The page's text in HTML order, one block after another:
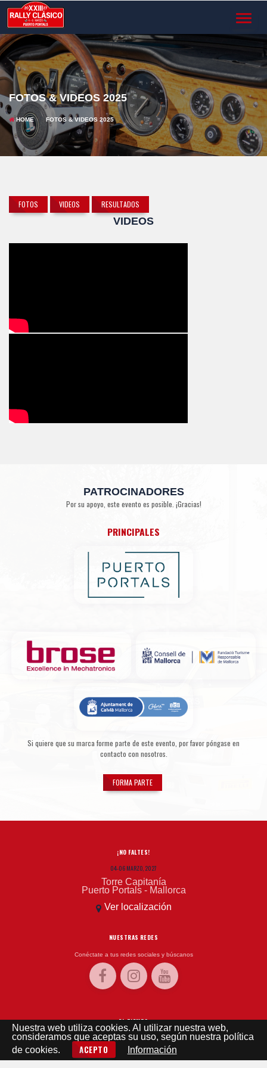
FOTOS & VIDEOS 2025
HOME FOTOS & VIDEOS 2025
FOTOS VIDEOS RESULTADOS
VIDEOS
PATROCINADORES
Por su apoyo, este evento es posible. ¡Gracias!
PRINCIPALES
Si quiere que su marca forme parte de este evento, por favor póngase en
contacto con nosotros.
FORMA PARTE
¡NO FALTES!
04-06 MARZO, 2027
Torre Capitanía
Puerto Portals - Mallorca
Ver localización
NUESTRAS REDES
Conéctate a tus redes sociales y búscanos
EL TIEMPO
El tiempo - Tutiempo.net
Nuestra web utiliza cookies. Al utilizar nuestra web,
consideramos que aceptas su uso, según nuestra política
de cookies.
ACEPTO Información